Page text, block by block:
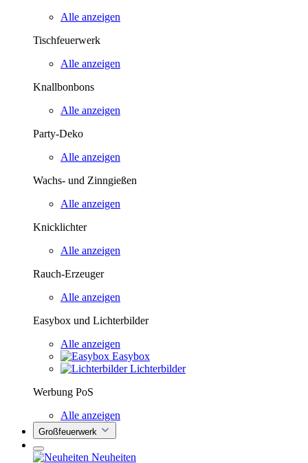
Alle anzeigen
Tischfeuerwerk
Alle anzeigen
Knallbonbons
Alle anzeigen
Party-Deko
Alle anzeigen
Wachs- und Zinngießen
Alle anzeigen
Knicklichter
Alle anzeigen
Rauch-Erzeuger
Alle anzeigen
Easybox und Lichterbilder
Alle anzeigen
Easybox
Lichterbilder
Werbung PoS
Alle anzeigen
Großfeuerwerk
Neuheiten